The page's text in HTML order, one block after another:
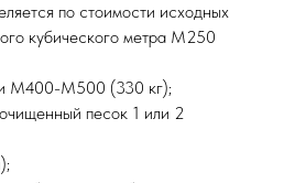
по стоимости исходных
кубического метра М250
М400-М500 (330 кг);
песок 1 или 2